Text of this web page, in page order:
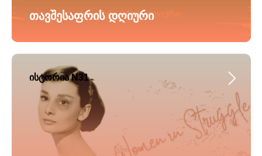
თავშესაფრის დღიური
ისტორია N31